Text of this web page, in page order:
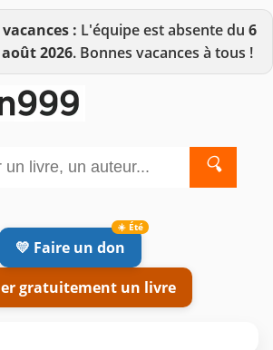
: L'équipe est absente du 6
août 2026. Bonnes vacances à tous !
🔍
💛 Faire un don
gratuitement un livre